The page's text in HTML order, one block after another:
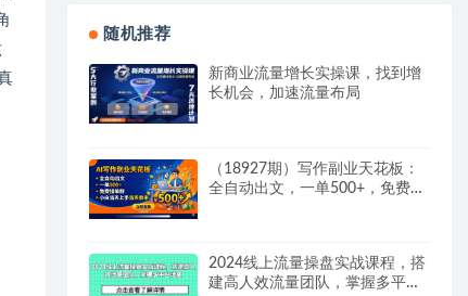
随机推荐
新商业流量增长实操课，找到增
长机会，加速流量布局
（18927期）写作副业天花板：
全自动出文，一单500+，免费接
2024线上流量操盘实战课程，搭
建高人效流量团队，掌握多平台